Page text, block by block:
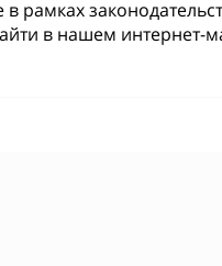
в рамках
в нашем интернет-